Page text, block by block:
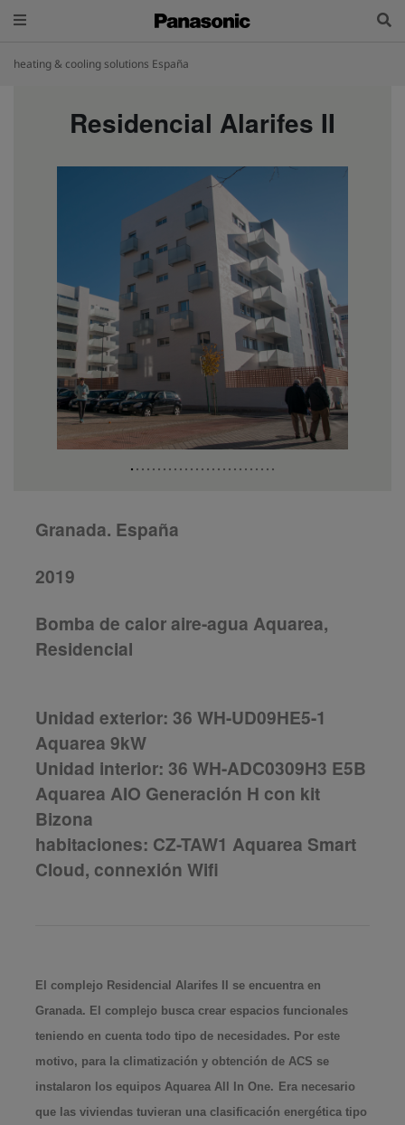
heating & cooling solutions España
Residencial Alarifes II
Granada. España
2019
Bomba de calor aire-agua Aquarea,
Residencial
Unidad exterior: 36 WH-UD09HE5-1
Aquarea 9kW
Unidad interior: 36 WH-ADC0309H3 E5B
Aquarea AIO Generación H con kit
Bizona
habitaciones: CZ-TAW1 Aquarea Smart
Cloud, connexión Wifi
El complejo Residencial Alarifes II se encuentra en
Granada. El complejo busca crear espacios funcionales
teniendo en cuenta todo tipo de necesidades. Por este
motivo, para la climatización y obtención de ACS se
instalaron los equipos Aquarea All In One. Era necesario
que las viviendas tuvieran una clasificación energética tipo